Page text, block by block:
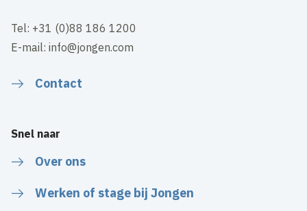
Tel: +31 (0)88 186 1200
E-mail: info@jongen.com
Contact
Snel naar
Over ons
Werken of stage bij Jongen